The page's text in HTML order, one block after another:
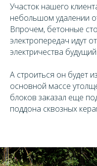
Участок нашего
небольшом удалении
Впрочем, бетонные
электропередач идут
электричества
А строиться он будет
основной массе
блоков заказал еще
поддона сквозных